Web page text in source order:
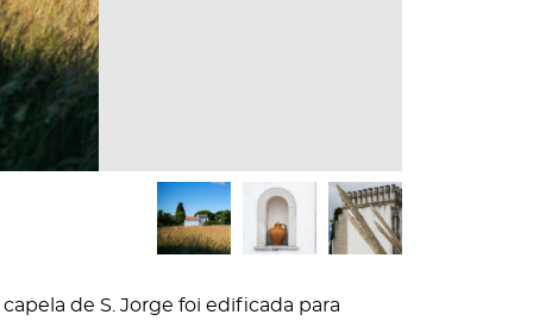
de S. Jorge foi edificada para